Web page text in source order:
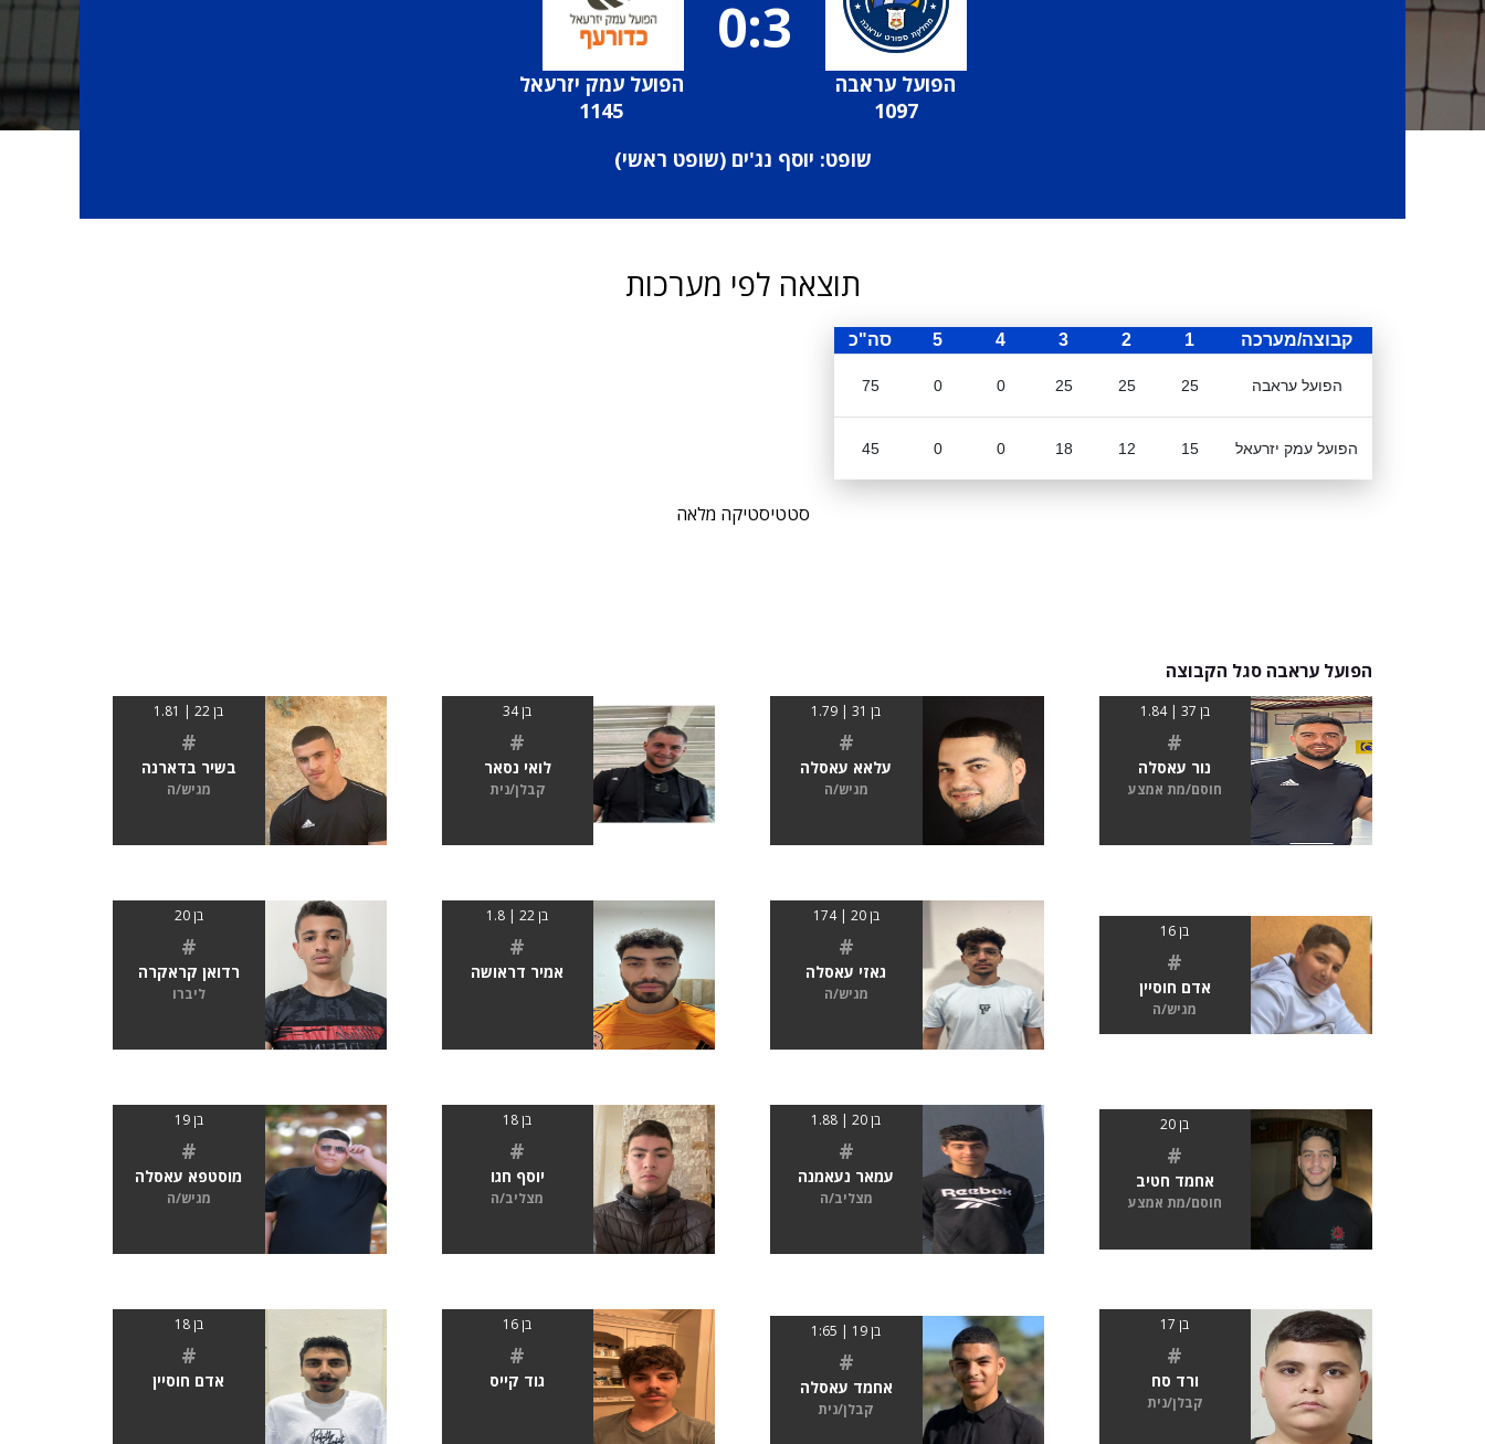
הפועל עראבה
1097
0:3
הפועל עמק יזרעאל
1145
שופט: יוסף נג'ים (שופט ראשי)
תוצאה לפי מערכות
קבוצה/מערכה 1
2
3
4
5 סה"כ
הפועל עראבה 25
25
25
0
0
75
הפועל עמק יזרעאל 15
12
18
0
0
45
סטטיסטיקה מלאה
הפועל עראבה סגל הקבוצה
בן 37 | 1.84
#
נור עאסלה
חוסם/מת אמצע
בן 31 | 1.79
#
עלאא עאסלה
מגיש/ה
בן 34
#
לואי נסאר
קבלן/נית
בן 22 | 1.81
#
בשיר בדארנה
מגיש/ה
בן 16
#
אדם חוסיין
מגיש/ה
בן 20 | 174
#
גאזי עאסלה
מגיש/ה
בן 22 | 1.8
#
אמיר דראושה
בן 20
#
רדואן קראקרה
ליברו
בן 20
#
אחמד חטיב
חוסם/מת אמצע
בן 20 | 1.88
#
עמאר נעאמנה
מצליב/ה
בן 18
#
יוסף חגו
מצליב/ה
בן 19
#
מוסטפא עאסלה
מגיש/ה
בן 17
#
ורד סח
קבלן/נית
בן 19 | 1:65
#
אחמד עאסלה
קבלן/נית
בן 16
#
גוד קייס
בן 18
#
אדם חוסיין